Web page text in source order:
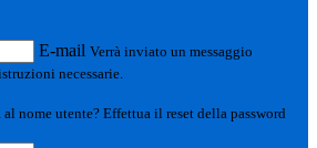
E-mail Verrà inviato un messaggio
necessarie.
nome utente? Effettua il reset della password